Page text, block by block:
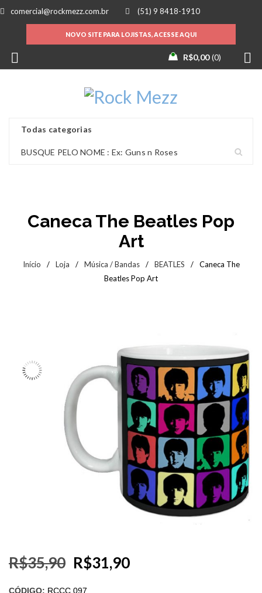
comercial@rockmezz.com.br (51) 9 8418-1910
NOVO SITE PARA LOJISTAS, ACESSE AQUI
R$0,00 0
Caneca The Beatles Pop
Art
Início / Loja / Música / Bandas / BEATLES /
Caneca The
Beatles Pop Art
R$35,90 R$31,90
CÓDIGO: RCCC 097